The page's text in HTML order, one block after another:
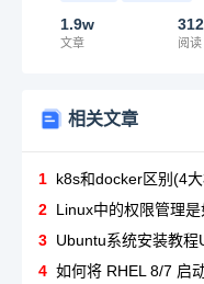
1.9w
文章 阅读
相关文章
1 k8s和docker区别(4
2 Linux中的权限管理是
3 Ubuntu系统安装教程
4 如何将 RHEL 8/7 启